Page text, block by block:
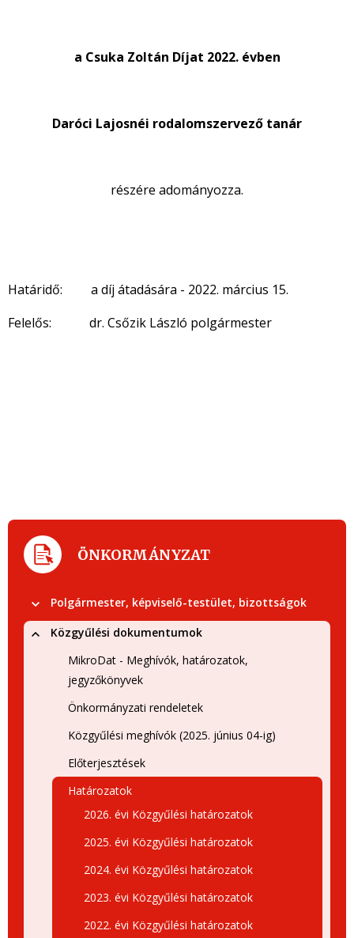
a Csuka Zoltán Díjat 2022. évben
Daróci Lajosnéi rodalomszervező tanár
részére adományozza.
Határidő: a díj átadására - 2022. március 15.
Felelős: dr. Csőzik László polgármester
ÖNKORMÁNYZAT
Polgármester, képviselő-testület, bizottságok
Közgyűlési dokumentumok
MikroDat - Meghívók, határozatok,
jegyzőkönyvek
Önkormányzati rendeletek
Közgyűlési meghívók (2025. június 04-ig)
Előterjesztések
Határozatok
2026. évi Közgyűlési határozatok
2025. évi Közgyűlési határozatok
2024. évi Közgyűlési határozatok
2023. évi Közgyűlési határozatok
2022. évi Közgyűlési határozatok